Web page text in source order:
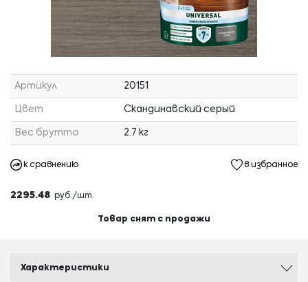
Артикул 20151
Цвет Скандинавский серый
Вес брутто 2.7 кг
к сравнению в избранное
2295.48 руб./шт.
Товар снят с продажи
Характеристики